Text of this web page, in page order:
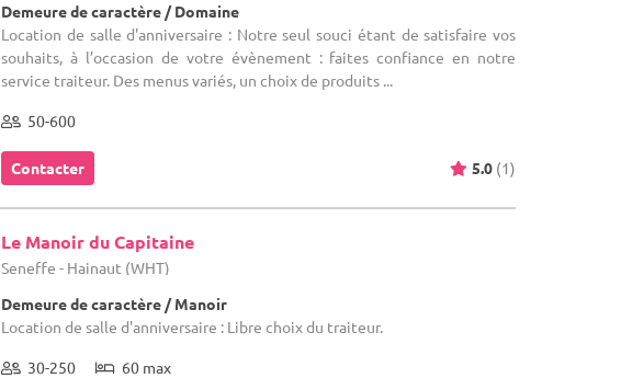
Demeure de caractère / Domaine
Location de salle d'anniversaire : Notre seul souci étant de satisfaire vos
souhaits, à l’occasion de votre évènement : faites confiance en notre
service traiteur. Des menus variés, un choix de produits ...
50-600
Contacter 5.0 (1)
Le Manoir du Capitaine
Seneffe - Hainaut (WHT)
Demeure de caractère / Manoir
Location de salle d'anniversaire : Libre choix du traiteur.
30-250 60 max